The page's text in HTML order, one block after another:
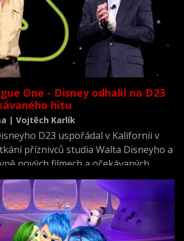
One - Disney odhalil na D23
hitu
| Vojtěch Karlík
D23 uspořádal v Kalifornii v
příznivců studia Walta Disneyho a
nových filmech a očekávaných
době se už pod tímto názvem
i studií. Takže se dočkali nejen
ale také komiksových filmů a bylo
Disneylandu o atrakce ze
válek.